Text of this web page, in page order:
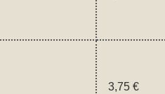
3,75 €